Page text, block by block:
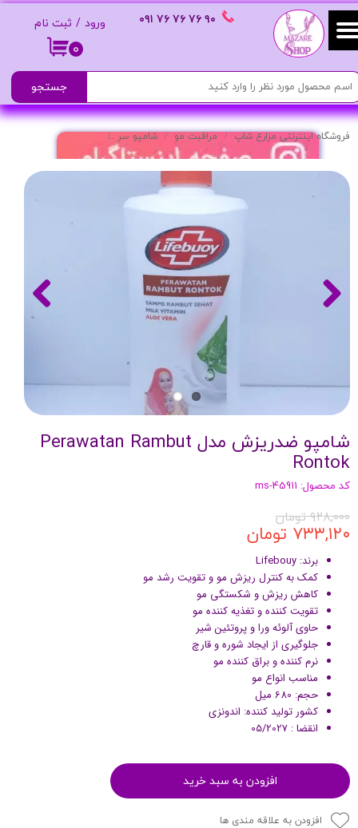
۰
ورود / ثبت نام
حساب کاربری من
تغییر گذر واژه
سفارشات
خروج از حساب کاربری
٩٠ ٧۶ ٧۶ ٧۶ ٠٩١
جستجو
فروشگاه اینترنتی مزارع شاپ مراقبت مو شامپو سر شامپو ضدریزش مدل Perawatan Rambut Rontok
شامپو ضدریزش مدل Perawatan Rambut
Rontok
کد محصول: ms-45911
۹۲۸,۰۰۰ تومان
۷۳۳,۱۲۰ تومان
برند: Lifebouy
کمک به کنترل ریزش مو و تقویت رشد مو
کاهش ریزش و شکستگی مو
تقویت کننده و تغذیه کننده مو
حاوی آلوئه ورا و پروتئین شیر
جلوگیری از ایجاد شوره و قارچ
نرم کننده و براق کننده مو
مناسب انواع مو
حجم: 680 میل
کشور تولید کننده: اندونزی
انقضا : 05/2027
افزودن به سبد خرید
افزودن به علاقه مندی ها